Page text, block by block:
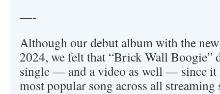
—-
Although our debut album with the
2024, we felt that “Brick Wall Boogie”
single — and a video as well — since it
most popular song across all streaming